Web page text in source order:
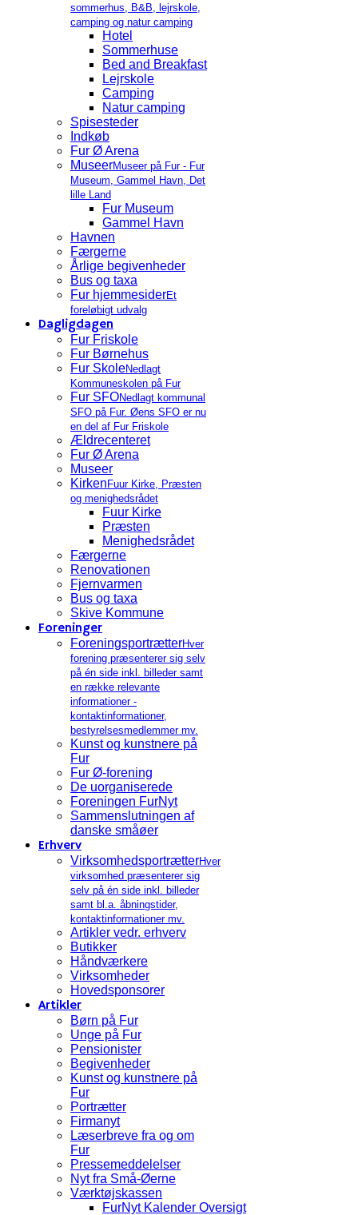
sommerhus, B&B, lejrskole,
camping og natur camping
Hotel
Sommerhuse
Bed and Breakfast
Lejrskole
Camping
Natur camping
Spisesteder
Indkøb
Fur Ø Arena
MuseerMuseer på Fur - Fur
Museum, Gammel Havn, Det
lille Land
Fur Museum
Gammel Havn
Havnen
Færgerne
Årlige begivenheder
Bus og taxa
Fur hjemmesiderEt
foreløbigt udvalg
Dagligdagen
Fur Friskole
Fur Børnehus
Fur SkoleNedlagt
Kommuneskolen på Fur
Fur SFONedlagt kommunal
SFO på Fur. Øens SFO er nu
en del af Fur Friskole
Ældrecenteret
Fur Ø Arena
Museer
Kirken Fuur Kirke, Præsten
og menighedsrådet
Fuur Kirke
Præsten
Menighedsrådet
Færgerne
Renovationen
Fjernvarmen
Bus og taxa
Skive Kommune
Foreninger
ForeningsportrætterHver
forening præsenterer sig selv
på én side inkl. billeder samt
en række relevante
informationer -
kontaktinformationer,
bestyrelsesmedlemmer mv.
Kunst og kunstnere på
Fur
Fur Ø-forening
De uorganiserede
Foreningen FurNyt
Sammenslutningen af
danske småøer
Erhverv
VirksomhedsportrætterHver
virksomhed præsenterer sig
selv på én side inkl. billeder
samt bl.a. åbningstider,
kontaktinformationer mv.
Artikler vedr. erhverv
Butikker
Håndværkere
Virksomheder
Hovedsponsorer
Artikler
Børn på Fur
Unge på Fur
Pensionister
Begivenheder
Kunst og kunstnere på
Fur
Portrætter
Firmanyt
Læserbreve fra og om
Fur
Pressemeddelelser
Nyt fra Små-Øerne
Værktøjskassen
FurNyt Kalender Oversigt